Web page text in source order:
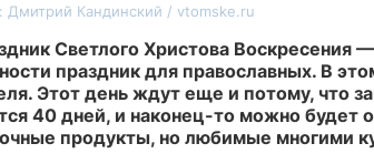
Дмитрий Кандинский / vtomske.ru
Светлого Христова
праздник для православных. В
Этот день ждут еще и потому, что
40 дней, и наконец-то можно будет
продукты, но любимые многими